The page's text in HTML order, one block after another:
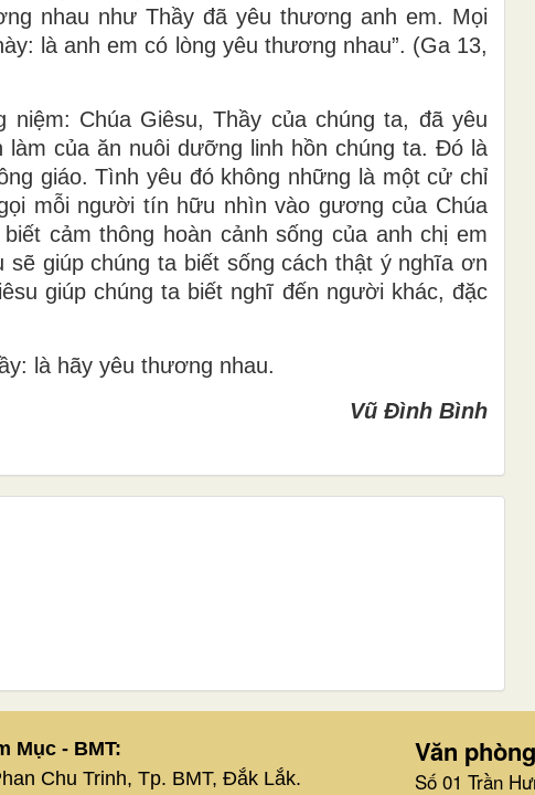
nhau như Thầy đã yêu thương anh em. Mọi
là anh em có lòng yêu thương nhau”. (Ga 13,
Chúa Giêsu, Thầy của chúng ta, đã yêu
của ăn nuôi dưỡng linh hồn chúng ta. Đó là
giáo. Tình yêu đó không những là một cử chỉ
mỗi người tín hữu nhìn vào gương của Chúa
cảm thông hoàn cảnh sống của anh chị em
giúp chúng ta biết sống cách thật ý nghĩa ơn
giúp chúng ta biết nghĩ đến người khác, đặc
là hãy yêu thương nhau.
Vũ Đình Bình
Mục - BMT:
Chu Trinh, Tp. BMT, Đắk Lắk.
Văn
Số 01 Trần